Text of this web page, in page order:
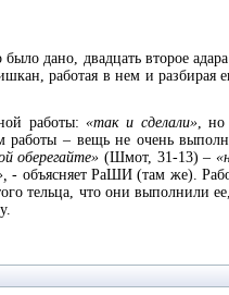
дано, двадцать второе
работая в нем и разбирая
работы: «так и сделали», но
работы – вещь не очень
оберегайте» (Шмот, 31-13) –
- объясняет РаШИ (там же).
тельца, что они выполнили